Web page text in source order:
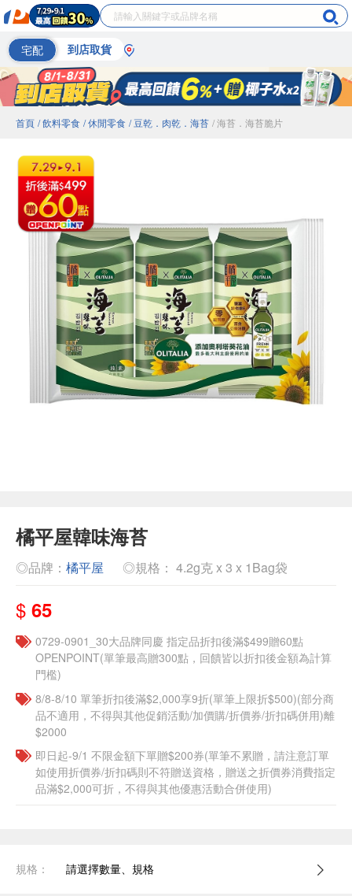
宅配 到店取貨
首頁 / 飲料零食 / 休閒零食 / 豆乾．肉乾．海苔 / 海苔．海苔脆片
橘平屋韓味海苔
◎品牌： 橘平屋 ◎規格： 4.2g克 x 3 x 1Bag袋
$ 65
0729-0901_30大品牌同慶 指定品折扣後滿$499贈60點
OPENPOINT(單筆最高贈300點，回饋皆以折扣後金額為計算
門檻)
8/8-8/10 單筆折扣後滿$2,000享9折(單筆上限折$500)(部分商
品不適用，不得與其他促銷活動/加價購/折價券/折扣碼併用)離
$2000
即日起-9/1 不限金額下單贈$200券(單筆不累贈，請注意訂單
如使用折價券/折扣碼則不符贈送資格，贈送之折價券消費指定
品滿$2,000可折，不得與其他優惠活動合併使用)
規格： 請選擇數量、規格